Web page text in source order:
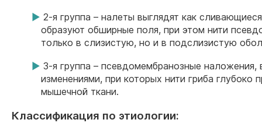
2-я группа – налеты выглядят как
образуют обширные поля, при этом нити
только в слизистую, но и в подслизистую
3-я группа – псевдомембранозные наложения,
изменениями, при которых нити гриба глубоко
мышечной ткани.
Классификация по этиологии: